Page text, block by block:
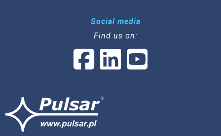
Social media
Find us on: